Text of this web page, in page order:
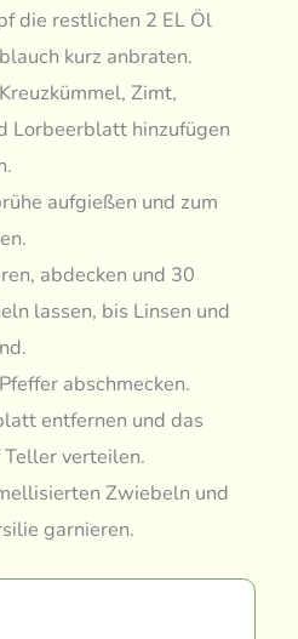
die restlichen 2 EL Öl
kurz anbraten.
Zimt,
Lorbeerblatt hinzufügen
aufgießen und zum
abdecken und 30
lassen, bis Linsen und
abschmecken.
entfernen und das
verteilen.
Zwiebeln und
garnieren.